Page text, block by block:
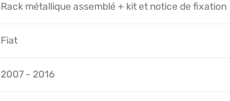
Rack métallique assemblé + kit et notice de fixation
Fiat
2007 - 2016